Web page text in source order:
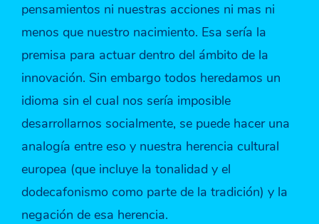
pensamientos ni nuestras acciones ni mas ni
menos que nuestro nacimiento. Esa sería la
premisa para actuar dentro del ámbito de la
innovación. Sin embargo todos heredamos un
idioma sin el cual nos sería imposible
desarrollarnos socialmente, se puede hacer una
analogía entre eso y nuestra herencia cultural
europea (que incluye la tonalidad y el
dodecafonismo como parte de la tradición) y la
negación de esa herencia.